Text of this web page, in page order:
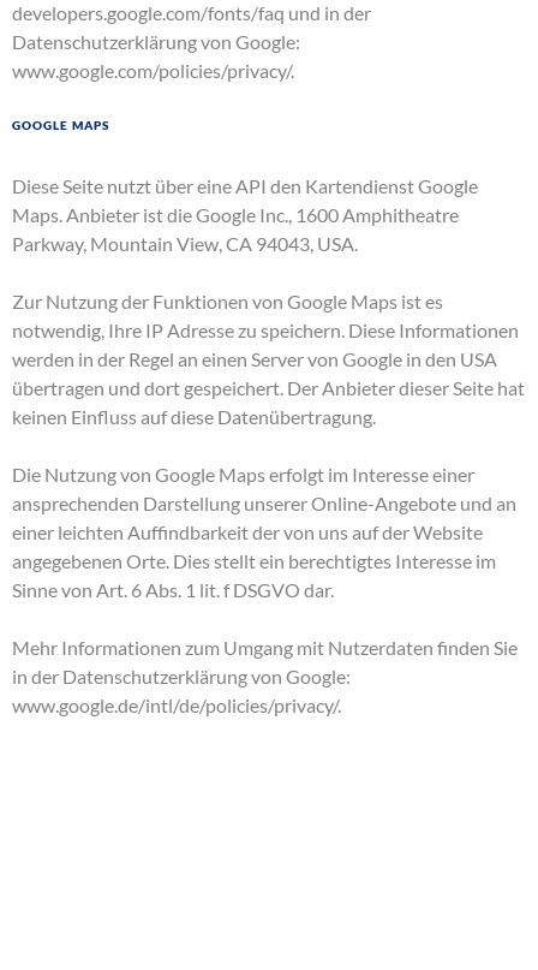
developers.google.com/fonts/faq und in der
Datenschutzerklärung von Google:
www.google.com/policies/privacy/.
Google Maps
Diese Seite nutzt über eine API den Kartendienst Google
Maps. Anbieter ist die Google Inc., 1600 Amphitheatre
Parkway, Mountain View, CA 94043, USA.
Zur Nutzung der Funktionen von Google Maps ist es
notwendig, Ihre IP Adresse zu speichern. Diese Informationen
werden in der Regel an einen Server von Google in den USA
übertragen und dort gespeichert. Der Anbieter dieser Seite hat
keinen Einfluss auf diese Datenübertragung.
Die Nutzung von Google Maps erfolgt im Interesse einer
ansprechenden Darstellung unserer Online-Angebote und an
einer leichten Auffindbarkeit der von uns auf der Website
angegebenen Orte. Dies stellt ein berechtigtes Interesse im
Sinne von Art. 6 Abs. 1 lit. f DSGVO dar.
Mehr Informationen zum Umgang mit Nutzerdaten finden Sie
in der Datenschutzerklärung von Google:
www.google.de/intl/de/policies/privacy/.